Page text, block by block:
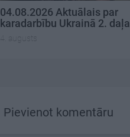
04.08.2026 Aktuālais par
karadarbību Ukrainā 2. daļa
4. augusts
Pievienot komentāru